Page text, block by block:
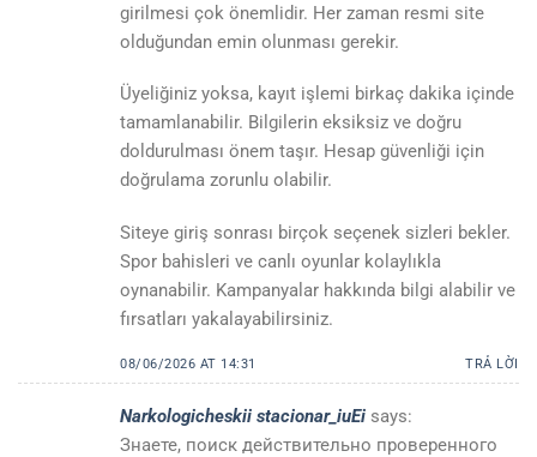
girilmesi çok önemlidir. Her zaman resmi site
olduğundan emin olunması gerekir.
Üyeliğiniz yoksa, kayıt işlemi birkaç dakika içinde
tamamlanabilir. Bilgilerin eksiksiz ve doğru
doldurulması önem taşır. Hesap güvenliği için
doğrulama zorunlu olabilir.
Siteye giriş sonrası birçok seçenek sizleri bekler.
Spor bahisleri ve canlı oyunlar kolaylıkla
oynanabilir. Kampanyalar hakkında bilgi alabilir ve
fırsatları yakalayabilirsiniz.
08/06/2026 AT 14:31 TRẢ LỜI
Narkologicheskii stacionar_iuEi says:
Знаете, поиск действительно проверенного